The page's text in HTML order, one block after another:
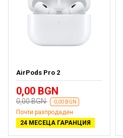
AirPods Pro 2
0,00 BGN
0,00 BGN -0,00 BGN
Почти разпродаден
24 МЕСЕЦА ГАРАНЦИЯ